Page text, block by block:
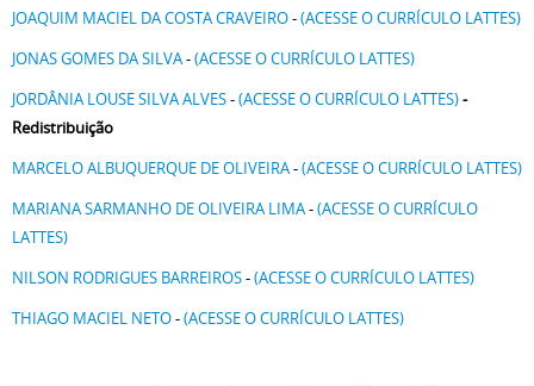
JOAQUIM MACIEL DA COSTA CRAVEIRO-(ACESSE O CURRÍCULO LATTES)
JONAS GOMES DA SILVA-(ACESSE O CURRÍCULO LATTES)
JORDÂNIA LOUSE SILVA ALVES-(ACESSE O CURRÍCULO LATTES)-
Redistribuição
MARCELO ALBUQUERQUE DE OLIVEIRA-(ACESSE O CURRÍCULO LATTES)
MARIANA SARMANHO DE OLIVEIRA LIMA-(ACESSE O CURRÍCULO
LATTES)
NILSON RODRIGUES BARREIROS-(ACESSE O CURRÍCULO LATTES)
THIAGO MACIEL NETO-(ACESSE O CURRÍCULO LATTES)